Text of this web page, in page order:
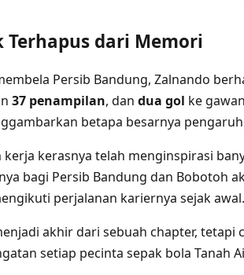
Terhapus dari Memori
Persib Bandung, Zalnando
37 penampilan, dan dua gol ke
betapa besarnya
kerja kerasnya telah menginspirasi
bagi Persib Bandung dan Bobotoh
perjalanan kariernya sejak awal.
akhir dari sebuah chapter, tetapi
setiap pecinta sepak bola Tanah